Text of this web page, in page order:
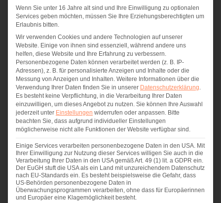
OverStitch im Vergleich
unserer
Magenverkleinerungen
Wir bieten bei New Weight drei endoskopische
Verfahren zur Magenverkleinerung an – jedes mit
eigenen Stärken: OverStitch,POSE®3und
Endomina®. Alle drei führen wir nach unserer „New
Weight Sleeve“-Technik durch: Wir folgen den
jeweiligen Verfahrensvorgaben, haben die Methoden
aber auf Basis unserer langjährigen Erfahrung so
Wenn Sie unter 16 Jahre alt sind und Ihre Einwilligung zu optionalen
Services geben möchten, müssen Sie Ihre Erziehungsberechtigten um
Erlaubnis bitten.
Wir verwenden Cookies und andere Technologien auf unserer
Website. Einige von ihnen sind essenziell, während andere uns
helfen, diese Website und Ihre Erfahrung zu verbessern.
Personenbezogene Daten können verarbeitet werden (z. B. IP-
Adressen), z. B. für personalisierte Anzeigen und Inhalte oder die
Messung von Anzeigen und Inhalten. Weitere Informationen über die
Verwendung Ihrer Daten finden Sie in unserer Datenschutzerklärung.
Es besteht keine Verpflichtung, in die Verarbeitung Ihrer Daten
einzuwilligen, um dieses Angebot zu nutzen. Sie können Ihre Auswahl
jederzeit unter Einstellungen widerrufen oder anpassen. Bitte
beachten Sie, dass aufgrund individueller Einstellungen
möglicherweise nicht alle Funktionen der Website verfügbar sind.
Einige Services verarbeiten personenbezogene Daten in den USA. Mit
Ihrer Einwilligung zur Nutzung dieser Services willigen Sie auch in die
Verarbeitung Ihrer Daten in den USA gemäß Art. 49 (1) lit. a GDPR ein.
Der EuGH stuft die USA als ein Land mit unzureichendem Datenschutz
nach EU-Standards ein. Es besteht beispielsweise die Gefahr, dass
US-Behörden personenbezogene Daten in
Überwachungsprogrammen verarbeiten, ohne dass für Europäerinnen
und Europäer eine Klagemöglichkeit besteht.